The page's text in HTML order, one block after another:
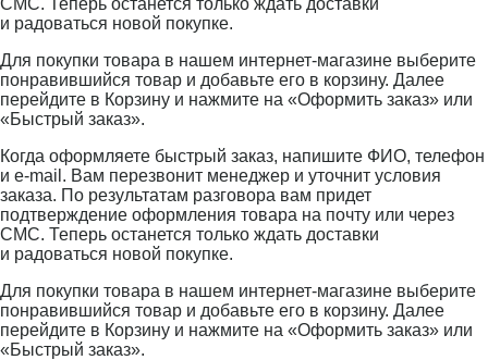
и радоваться новой покупке.
Для покупки товара в нашем интернет-магазине выберите
понравившийся товар и добавьте его в корзину. Далее
перейдите в Корзину и нажмите на «Оформить заказ» или
«Быстрый заказ».
Когда оформляете быстрый заказ, напишите ФИО, телефон
и e-mail. Вам перезвонит менеджер и уточнит условия
заказа. По результатам разговора вам придет
подтверждение оформления товара на почту или через
СМС. Теперь останется только ждать доставки
и радоваться новой покупке.
Для покупки товара в нашем интернет-магазине выберите
понравившийся товар и добавьте его в корзину. Далее
перейдите в Корзину и нажмите на «Оформить заказ» или
«Быстрый заказ».